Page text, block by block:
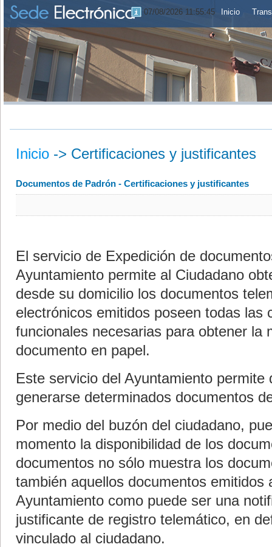
07/08/2026 11:55:46 Inicio
Inicio -> Certificaciones y justificantes
Documentos de Padrón - Certificaciones y justificantes
El servicio de Expedición de
Ayuntamiento permite al Ciudadano
desde su domicilio los documentos
electrónicos emitidos poseen todas las
funcionales necesarias para obtener la
documento en papel.
Este servicio del Ayuntamiento permite
generarse determinados documentos
Por medio del buzón del ciudadano,
momento la disponibilidad de los
documentos no sólo muestra los
también aquellos documentos emitidos
Ayuntamiento como puede ser una
justificante de registro telemático, en
vinculado al ciudadano.